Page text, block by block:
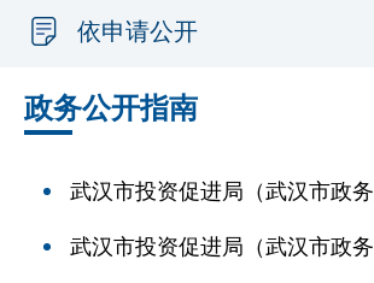
依申请公开
政务公开指南
武汉市投资促进局（武汉市政
武汉市投资促进局（武汉市政